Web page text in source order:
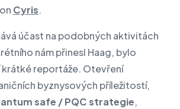
Cyris.
účast na podobných aktivitách
nám přinesl Haag, bylo
krátké reportáže. Otevření
byznysových příležitostí,
safe / PQC strategie,